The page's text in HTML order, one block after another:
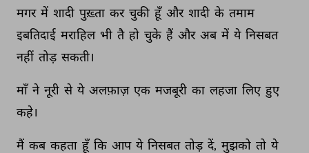
मगर में शादी पुख़्ता कर चुकी हूँ और शादी के तमाम
इबतिदाई मराहिल भी तै हो चुके हैं और अब में ये निसबत
नहीं तोड़ सकती।
माँ ने नूरी से ये अलफ़ाज़ एक मजबूरी का लहजा लिए हुए
कहे।
मैं कब कहता हूँ कि आप ये निसबत तोड़ दें, मुझको तो ये